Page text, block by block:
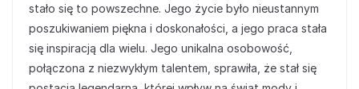
stało się to powszechne. Jego życie było nieustannym
poszukiwaniem piękna i doskonałości, a jego praca stała
się inspiracją dla wielu. Jego unikalna osobowość,
połączona z niezwykłym talentem, sprawiła, że stał się